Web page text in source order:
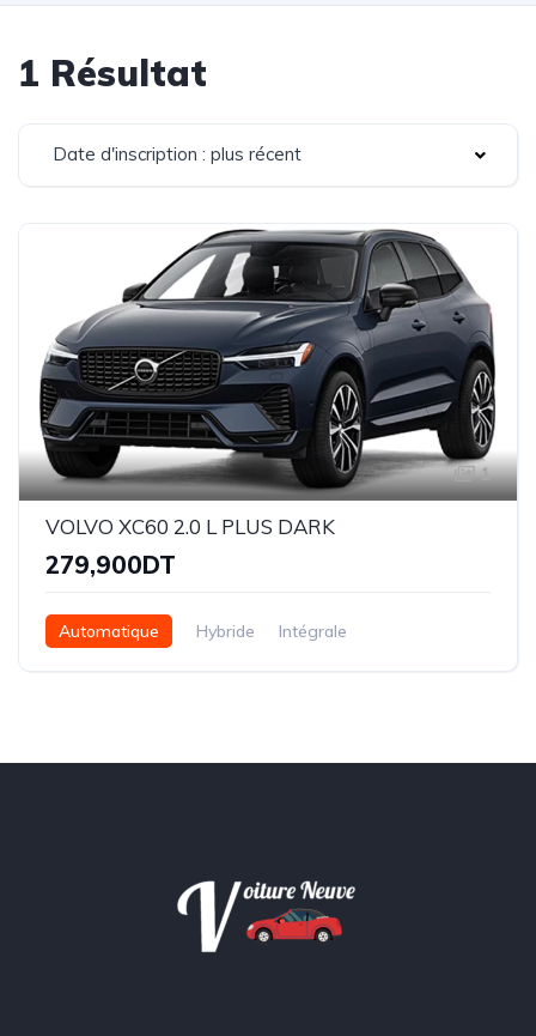
1 Résultat
Date d'inscription : plus récent
1
VOLVO XC60 2.0 L PLUS DARK
279,900DT
Automatique Hybride Intégrale